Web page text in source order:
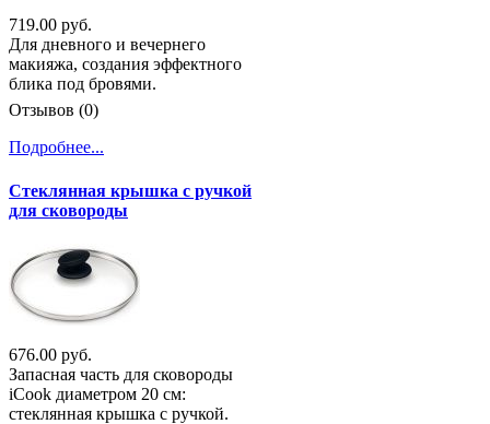
719.00 руб.
Для дневного и вечернего
макияжа, создания эффектного
блика под бровями.
Отзывов (0)
Подробнее...
Стеклянная крышка с ручкой
для сковороды
676.00 руб.
Запасная часть для сковороды
iCook диаметром 20 см:
стеклянная крышка с ручкой.